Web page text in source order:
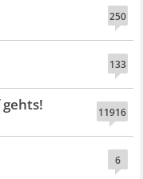
250
133
11916
gehts!
6